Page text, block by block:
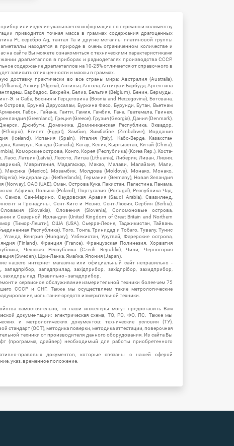
или изделие указывается информация по перечню и количеству
приводится точная масса в граммах содержания драгоценных
Pt, серебро Ag, тантал Ta и другие металлы платиновой группы
находятся в природе в очень ограниченном количестве и
на сайте Вы можете ознакомиться с техническими характеристиками
драгметаллов в приборах и радиодеталях производства СССР.
содержание драгметаллов на 10-25% отличается от справочного в
зависить от их ценности и массы в граммах.
доставку практически во все страны мира: Австралия (Australia),
Алжир (Algeria), Ангилья, Ангола, Антигуа и Барбуда, Аргентина
Барбадос, Бахрейн, Белиз, Бельгия (Belgium), Бенин, Бермуды,
Э. и Саба, Босния и Герцеговина (Bosnia and Herzegovina), Ботсвана,
Острова, Бруней Даруссалам, Буркина Фасо, Бурунди, Бутан, Вьетнам
Габон, Гайана, Гаити, Гамия, Гамбия, Гана, Гватемала, Гвинея,
(Greenland), Греция (Greece), Грузия (Georgia), Дания (Denmark),
Джибути, Доминика, Доминиканская Республика, Эквадор,
Египет (Egypt), Замбия, Зимбабве (Zimbabwe), Иордания
(Iceland), Испания (Spain), Италия (Italy), Кабо-Верде, Казахстан
Камерун, Канада (Canada), Катар, Кения, Кыргызстан, Китай (China),
Коморские острова, Конго, Корея (Республика) (Korea Rep.), Коста-
Лаос, Латвия (Latvia), Лесото, Литва (Lithuania), Либерия, Ливан, Ливия,
Мавритания, Мадагаскар, Макао, Малави, Малайзия, Мали,
Мексика (Mexico), Мозамбик, Молдова (Moldova), Монако, Монако,
Нидерланды (Netherlands), Германия (Germany), Новая Зеландия
(Norway), ОАЭ (UAE), Оман, Острова Кука, Пакистан, Палестина, Панама,
Африка, Польша (Poland), Португалия (Portugal), Республика Чад,
Самоа, Сан-Марино, Саудовская Аравия (Saudi Arabia), Свазиленд,
и Гренадины, Сент-Китс и Невис, Сент-Люсия, Сербия (Serbia),
(Slovakia), Словения (Slovenia), Соломоновые острова,
и Северной Ирландии (United Kingdom of Great Britain and Northern
(Тимор-Лешти), США (USA), Сьерра-Леоне, Таджикистан, Тайвань
Республика), Того, Тонга, Тринидад и Тобаго, Тувалу, Тунис
Венгрия (Hungary), Узбекистан, Уругвай, Фарерские острова,
(Finland), Франция (France), Французская Полинезия, Хорватия
Чешская Республика (Czech Republic), Чили, Черногория
(Sweden), Шри-Ланка, Ямайка, Япония (Japan).
нашего интернет магазина или официальный сайт неправильно -
западприлад, західприбор, західпрібор, захидприбор,
захидпрылад. Правильно - западприбор.
и сервисное обслуживание измерительной техники более чем 75
СССР и СНГ. Также мы осуществляем такие метрологические
испытание средств измерительной техники.
самостоятельно, то наши инженеры могут предоставить Вам
документации: электрическая схема, ТО, РЭ, ФО, ПС. Также мы
и метрологических документов: технические условия (ТУ),
стандарт (ОСТ), методика поверки, методика аттестации, поверочная
техники от производителя данного оборудования. Из сайта Вы
(программа, драйвер) необходимый для работы приобретенного
правовых документов, которые связаны с нашей сферой
указ, временное положение.